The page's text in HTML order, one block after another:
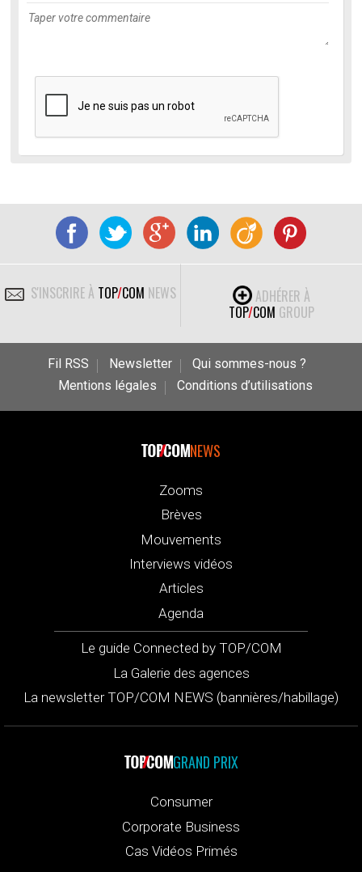
S'INSCRIRE À TOP/COM NEWS
ADHÉRER À
TOP/COM GROUP
Fil RSS Newsletter
Qui sommes-nous ?
Mentions légales
Conditions d’utilisations
NEWS
Zooms
Brèves
Mouvements
Interviews vidéos
Articles
Agenda
Le guide Connected by TOP/COM
La Galerie des agences
La newsletter TOP/COM NEWS (bannières/habillage)
GRAND PRIX
Consumer
Corporate Business
Cas Vidéos Primés